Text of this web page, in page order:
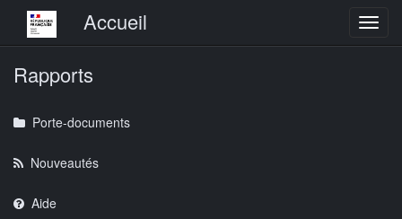
Menu principalAccueil
Rapports
Porte-documents
Nouveautés
Aide